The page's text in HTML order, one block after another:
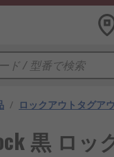
/ ロックアウトタグア
黒 ロッ